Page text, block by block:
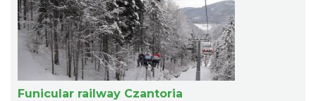
Funicular railway Czantoria